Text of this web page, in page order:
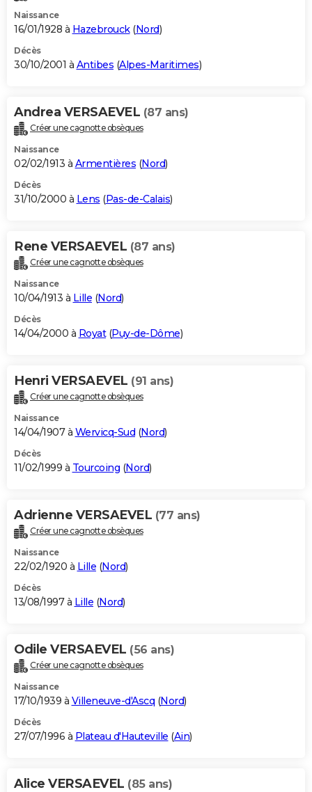
Naissance
16/01/1928 à Hazebrouck(Nord)
Décès
30/10/2001 à Antibes (Alpes-Maritimes)
Andrea VERSAEVEL (87 ans)
Créer une cagnotte obsèques
Naissance
02/02/1913 à Armentières (Nord)
Décès
31/10/2000 à Lens (Pas-de-Calais)
Rene VERSAEVEL (87 ans)
Créer une cagnotte obsèques
Naissance
10/04/1913 à Lille (Nord)
Décès
14/04/2000 à Royat(Puy-de-Dôme)
Henri VERSAEVEL (91 ans)
Créer une cagnotte obsèques
Naissance
14/04/1907 à Wervicq-Sud (Nord)
Décès
11/02/1999 à Tourcoing (Nord)
Adrienne VERSAEVEL (77 ans)
Créer une cagnotte obsèques
Naissance
22/02/1920 à Lille (Nord)
Décès
13/08/1997 à Lille (Nord)
Odile VERSAEVEL (56 ans)
Créer une cagnotte obsèques
Naissance
17/10/1939 à Villeneuve-d'Ascq (Nord)
Décès
27/07/1996 à Plateau d'Hauteville (Ain)
Alice VERSAEVEL (85 ans)